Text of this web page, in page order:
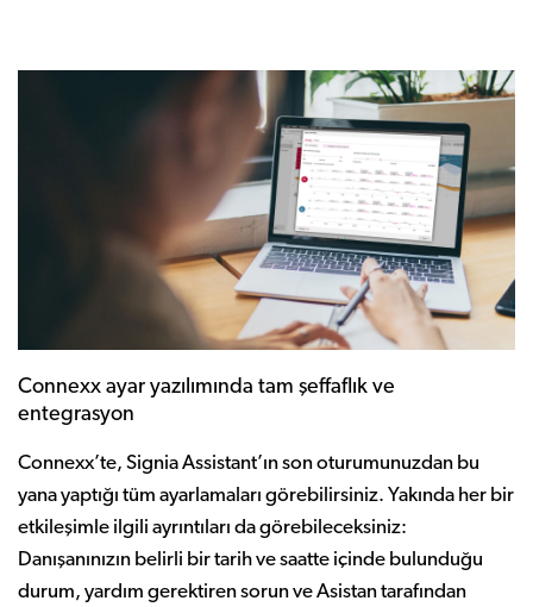
Connexx ayar yazılımında tam şeffaflık ve
entegrasyon
Connexx’te, Signia Assistant’ın son oturumunuzdan bu
yana yaptığı tüm ayarlamaları görebilirsiniz. Yakında her bir
etkileşimle ilgili ayrıntıları da görebileceksiniz:
Danışanınızın belirli bir tarih ve saatte içinde bulunduğu
durum, yardım gerektiren sorun ve Asistan tarafından